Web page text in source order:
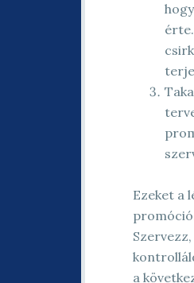
Ezeket a
a